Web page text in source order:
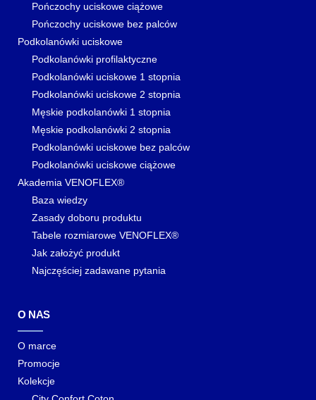
Pończochy uciskowe ciążowe
Pończochy uciskowe bez palców
Podkolanówki uciskowe
Podkolanówki profilaktyczne
Podkolanówki uciskowe 1 stopnia
Podkolanówki uciskowe 2 stopnia
Męskie podkolanówki 1 stopnia
Męskie podkolanówki 2 stopnia
Podkolanówki uciskowe bez palców
Podkolanówki uciskowe ciążowe
Akademia VENOFLEX®
Baza wiedzy
Zasady doboru produktu
Tabele rozmiarowe VENOFLEX®
Jak założyć produkt
Najczęściej zadawane pytania
O NAS
O marce
Promocje
Kolekcje